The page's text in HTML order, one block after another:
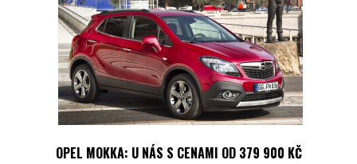
OPEL MOKKA: U NÁS S CENAMI OD 379 900 KČ